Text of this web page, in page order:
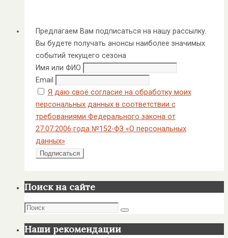
Предлагаем Вам подписаться на нашу рассылку.
Вы будете получать анонсы наиболее значимых
событий текущего сезона
Имя или ФИО
Email
Я даю своё согласие на обработку моих
персональных данных в соответствии с
требованиями Федерального закона от
27.07.2006 года №152-ФЗ «О персональных
данных»
Поиск на сайте
Поиск
Поиск
Наши рекомендации